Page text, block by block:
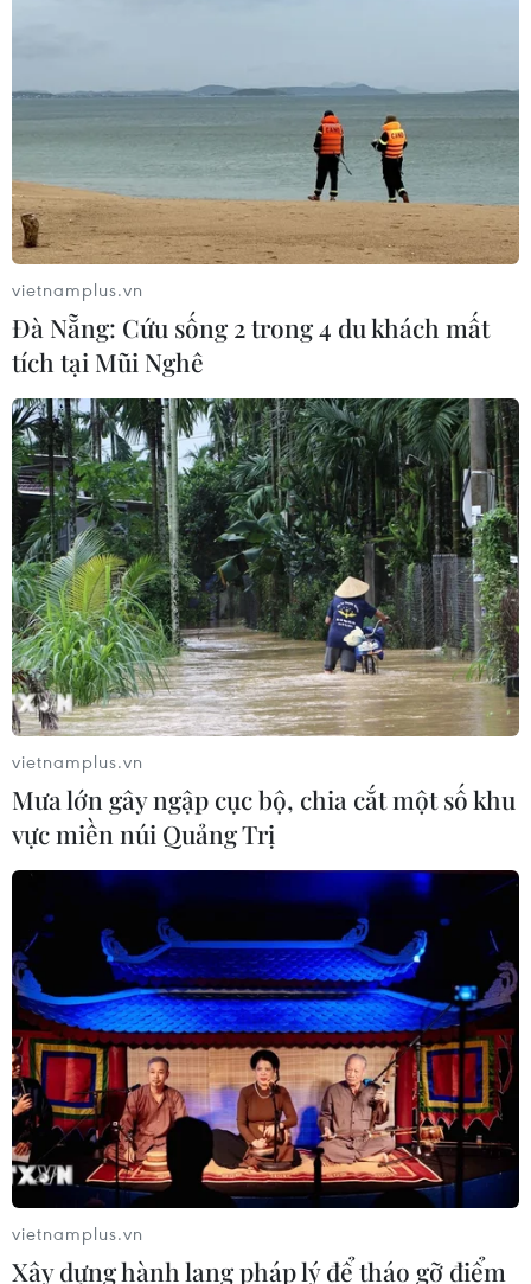
vietnamplus.vn
Đà Nẵng: Cứu sống 2 trong 4 du khách mất
tích tại Mũi Nghê
vietnamplus.vn
Mưa lớn gây ngập cục bộ, chia cắt một số khu
vực miền núi Quảng Trị
vietnamplus.vn
Xây dựng hành lang pháp lý để tháo gỡ điểm